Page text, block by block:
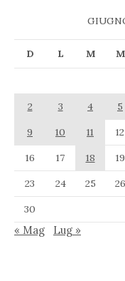
D L M M
2
3 4 5
9
10 11 12
16
17 18 19
23
24 25 26
30
« Mag Lug »